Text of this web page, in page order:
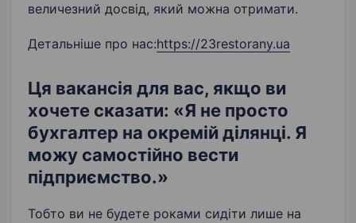
величезний досвід, який можна отримати.
Детальніше про нас:https://23restorany.ua
Ця вакансія для вас, якщо ви
хочете сказати: «Я не просто
бухгалтер на окремій ділянці. Я
можу самостійно вести
підприємство.»
Тобто ви не будете роками сидіти лише на